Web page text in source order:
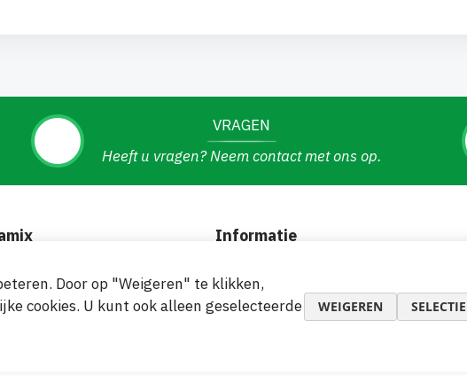
VRAGEN
Heeft u vragen? Neem contact met ons op.
en samenwerking
Informatie
Ruilen en retourneren
Retourneren van de goederen
Door op "Weigeren" te klikken,
cookies. U kunt ook alleen geselecteerde
WEIGEREN